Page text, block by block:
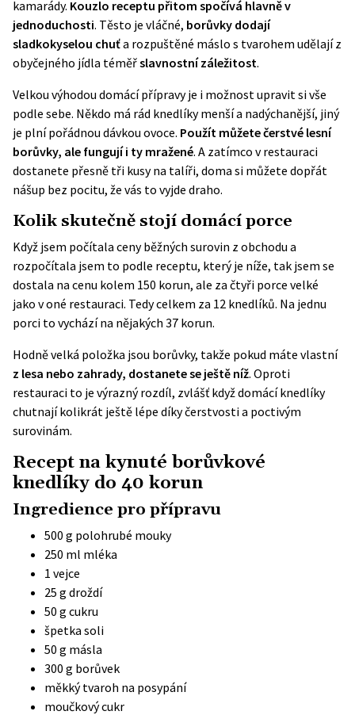
kamarády. Kouzlo receptu přitom spočívá hlavně v
jednoduchosti. Těsto je vláčné, borůvky dodají
sladkokyselou chuťa rozpuštěné máslo s tvarohem udělají z
obyčejného jídla téměřslavnostní záležitost.
Velkou výhodou domácí přípravy je i možnost upravit si vše
podle sebe. Někdo má rád knedlíky menší a nadýchanější, jiný
je plní pořádnou dávkou ovoce. Použít můžete čerstvé lesní
borůvky, ale fungují i ty mražené. A zatímco v restauraci
dostanete přesně tři kusy na talíři, doma si můžete dopřát
nášup bez pocitu, že vás to vyjde draho.
Kolik skutečně stojí domácí porce
Když jsem počítala ceny běžných surovin z obchodu a
rozpočítala jsem to podle receptu, který je níže, tak jsem se
dostala na cenu kolem 150 korun, ale za čtyři porce velké
jako v oné restauraci. Tedy celkem za 12 knedlíků. Na jednu
porci to vychází na nějakých 37 korun.
Hodně velká položka jsou borůvky, takže pokud máte vlastní
z lesa nebo zahrady, dostanete se ještě níž. Oproti
restauraci to je výrazný rozdíl, zvlášť když domácí knedlíky
chutnají kolikrát ještě lépe díky čerstvosti a poctivým
surovinám.
Recept na kynuté borůvkové
knedlíky do 40 korun
Ingredience pro přípravu
500 g polohrubé mouky
250 ml mléka
1 vejce
25 g droždí
50 g cukru
špetka soli
50 g másla
300 g borůvek
měkký tvaroh na posypání
moučkový cukr